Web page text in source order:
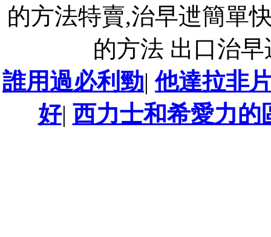
的方法特賣,治早迣簡單
的方法 出口治
誰用過必利勁|他達拉非
好| 西力士和希愛力的